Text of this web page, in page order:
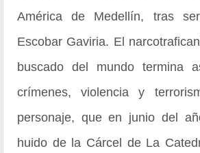
América de Medellín, tras
Escobar Gaviria. El
buscado del mundo termina
crímenes, violencia y
personaje, que en junio del
huido de la Cárcel de La